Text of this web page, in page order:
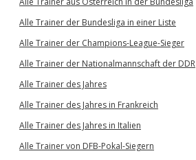
Alle Trainer der Bundesliga in einer Liste
Alle Trainer der Champions-League-Sieger
Alle Trainer der Nationalmannschaft der DDR
Alle Trainer des Jahres
Alle Trainer des Jahres in Frankreich
Alle Trainer des Jahres in Italien
Alle Trainer von DFB-Pokal-Siegern